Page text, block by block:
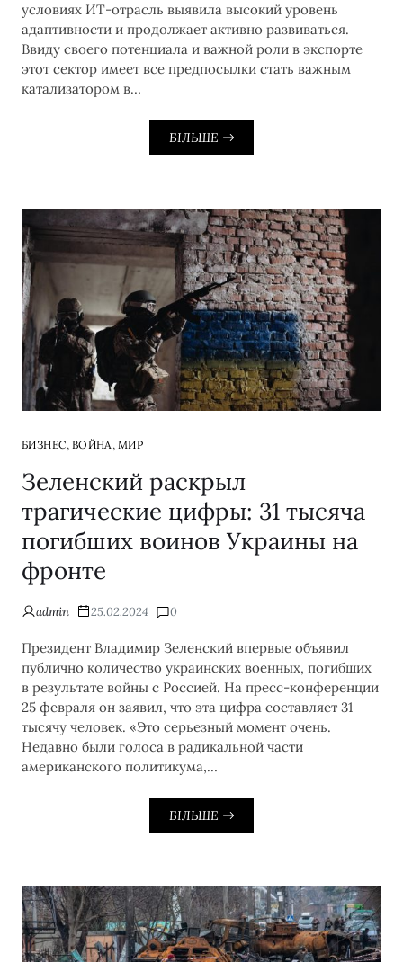
условиях ИТ-отрасль выявила высокий уровень
адаптивности и продолжает активно развиваться.
Ввиду своего потенциала и важной роли в экспорте
этот сектор имеет все предпосылки стать важным
катализатором в…
БІЛЬШЕ
БИЗНЕС, ВОЙНА , МИР
Зеленский раскрыл
трагические цифры: 31 тысяча
погибших воинов Украины на
фронте
admin 25.02.2024 0
Президент Владимир Зеленский впервые объявил
публично количество украинских военных, погибших
в результате войны с Россией. На пресс-конференции
25 февраля он заявил, что эта цифра составляет 31
тысячу человек. «Это серьезный момент очень.
Недавно были голоса в радикальной части
американского политикума,…
БІЛЬШЕ